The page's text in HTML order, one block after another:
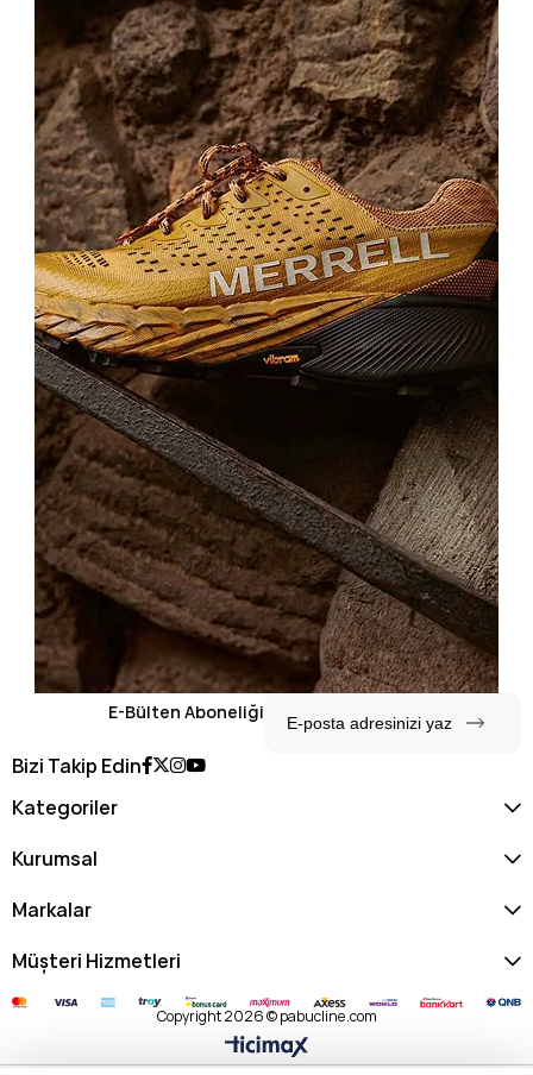
E-Bülten Aboneliği
Bizi Takip Edin
Kategoriler
Kurumsal
Markalar
Müşteri Hizmetleri
Copyright 2026 © pabucline.com